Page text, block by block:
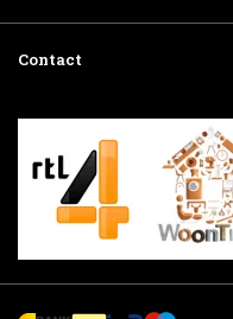
Contact